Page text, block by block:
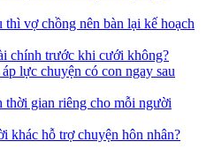
thì vợ chồng nên bàn lại kế hoạch
chính trước khi cưới không?
lực chuyện có con ngay sau
thời gian riêng cho mỗi người
khác hỗ trợ chuyện hôn nhân?